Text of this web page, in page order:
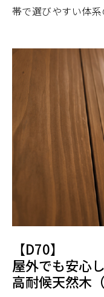
帯で選びやすい体系
【D70】
屋外でも安心
高耐候天然木